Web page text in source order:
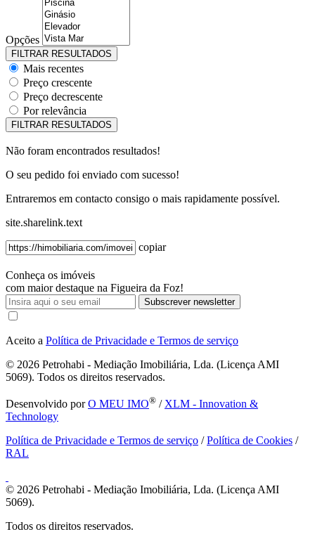
Opções
Mais recentes
Preço crescente
Preço decrescente
Por relevância
Não foram encontrados resultados!
O seu pedido foi enviado com sucesso!
Entraremos em contacto consigo o mais rapidamente possível.
site.sharelink.text
copiar
Conheça os imóveis
com maior destaque na Figueira da Foz!
Subscrever newsletter
Aceito a Política de Privacidade e Termos de serviço
© 2026 Petrohabi - Mediação Imobiliária, Lda. (Licença AMI
5069). Todos os direitos reservados.
Desenvolvido porO MEU IMO® / XLM - Innovation &
Technology
Política de Privacidade e Termos de serviço /Política de Cookies /
RAL
© 2026 Petrohabi - Mediação Imobiliária, Lda. (Licença AMI
5069).
Todos os direitos reservados.